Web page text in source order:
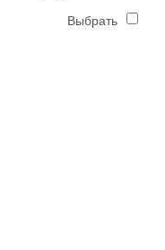
Выбрать